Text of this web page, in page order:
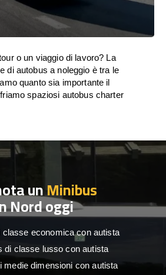
o un viaggio di lavoro? La
di autobus a noleggio è tra le
quanto sia importante il
spaziosi autobus charter
unMinibus
Nord oggi
classe economica con autista
di classe lusso con autista
medie dimensioni con autista